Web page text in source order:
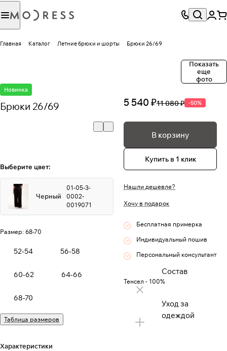
Главная Каталог Летние брюки и шорты Брюки 26/69
Показать
еще
фото
Новинка
Брюки 26/69
Выберите цвет:
Черный
01-05-3-
0002-
0019071
Размер: 68-70
52-54 56-58
60-62 64-66
68-70
Таблица размеров
Характеристики
5 540 ₽11 080 ₽ -50%
В корзину
Купить в 1 клик
Нашли дешевле?
Хочу в подарок
Бесплатная примерка
Индивидуальный пошив
Персональный консультант
Состав
Тенсел - 100%
Уход за
одеждой